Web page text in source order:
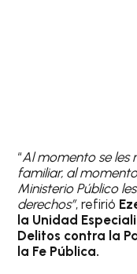
“Al momento se les
familiar, al
Ministerio Público
derechos”, refirió
la Unidad
Delitos contra la
la Fe Pública.